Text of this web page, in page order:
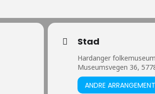
Stad
Hardanger folkemuseum
Museumsvegen 36,
ANDRE ARRANGEMENT